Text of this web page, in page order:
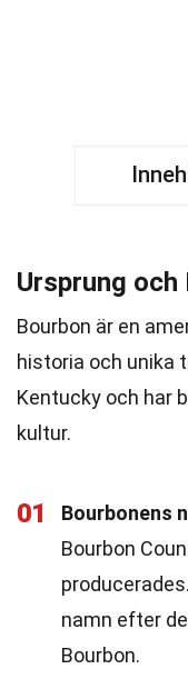
Ursprung
Bourbon är en
historia och unika
Kentucky och har
kultur.
01 Bourbonens
Bourbon
namn efter
Bourbon.